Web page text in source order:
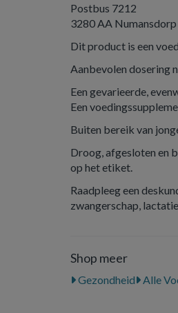
Postbus 7212
3280 AA Numansdorp
Dit product is een
Aanbevolen dosering
Een gevarieerde,
Een
Buiten bereik van
Droog, afgesloten en
op het etiket.
Raadpleeg een
zwangerschap,
Shop meer
Gezondheid Alle